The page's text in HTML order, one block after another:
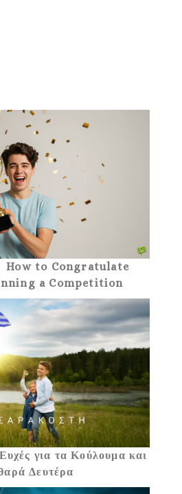
How to Congratulate
a Competition
για τα Κούλουμα και
Δευτέρα